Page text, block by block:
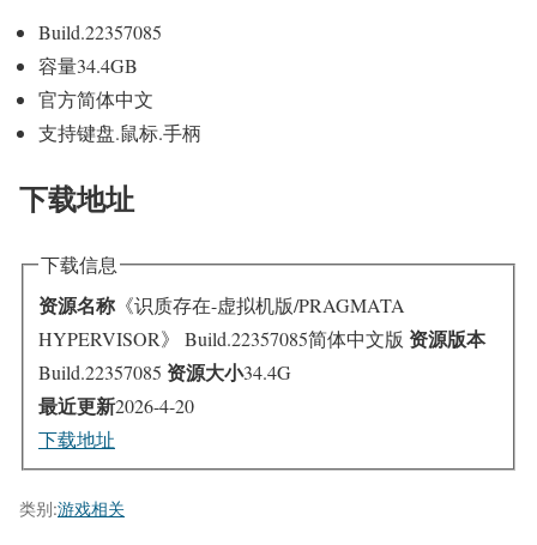
Build.22357085
容量34.4GB
官方简体中文
支持键盘.鼠标.手柄
下载地址
下载信息
资源名称 《识质存在-虚拟机版/PRAGMATA
HYPERVISOR》 Build.22357085简体中文版 资源版本
Build.22357085 资源大小34.4G
最近更新2026-4-20
下载地址
类别:游戏相关